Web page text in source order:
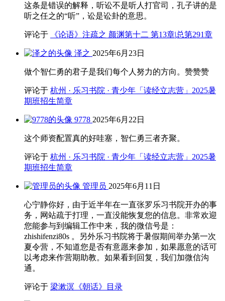
这条是错误的解释，听讼不是听人打官司，孔子讲的是
听之任之的“听”，讼是讼卦的意思。
评论于 《论语》注疏之 颜渊第十二 第13章|总第291章
泽之 2025年6月23日
做个智仁勇的君子是我们每个人努力的方向。赞赞赞
评论于 杭州 · 乐习书院 · 青少年「读经立志营」2025暑
期班招生简章
9778 2025年6月22日
这个师资配置真的好哇塞，智仁勇三者齐聚。
评论于 杭州 · 乐习书院 · 青少年「读经立志营」2025暑
期班招生简章
管理员 2025年6月11日
心宁静你好，由于近半年在一直张罗乐习书院开办的事
务，网站疏于打理，一直没能恢复您的信息。非常欢迎
您能参与到编辑工作中来，我的微信号是：
zhishifenzi80s 。另外乐习书院将于暑假期间举办第一次
夏令营，不知道您是否有意愿来参加，如果愿意的话可
以考虑来作营期助教。如果看到回复，我们加微信沟
通。
评论于 梁漱溟《朝话》目录